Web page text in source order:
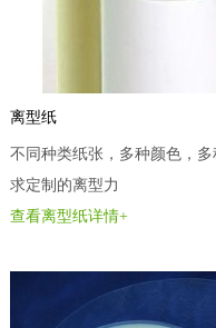
离型纸
不同种类纸张，多种颜色，
求定制的离型力
查看离型纸详情+